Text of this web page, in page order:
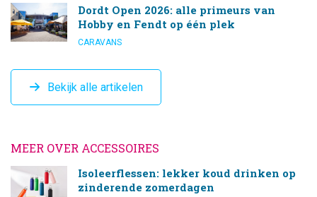
Dordt Open 2026: alle primeurs van
Hobby en Fendt op één plek
CARAVANS
Bekijk alle artikelen
MEER OVER ACCESSOIRES
Isoleerflessen: lekker koud drinken op
zinderende zomerdagen